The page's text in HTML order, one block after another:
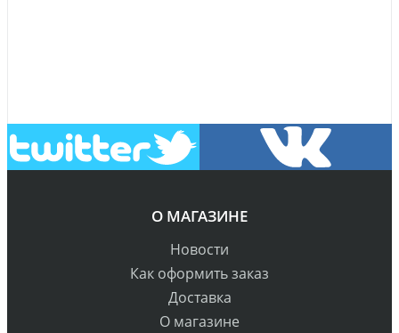
О МАГАЗИНЕ
Новости
Как оформить заказ
Доставка
О магазине